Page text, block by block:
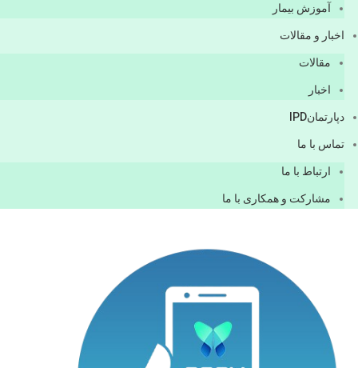
آموزش بیمار
اخبار و مقالات
مقالات
اخبار
دپارتمانIPD
تماس با ما
ارتباط با ما
مشاركت و همكاری با ما